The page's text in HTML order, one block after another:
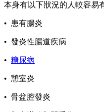
本身有以下狀況的人較容易
• 患有腸炎
• 發炎性腸道疾病
• 糖尿病
• 憩室炎
• 骨盆腔發炎